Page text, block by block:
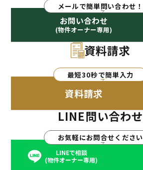
メールで簡単問い合わせ！
お問い合わせ
(物件オーナー専用)
資料請求
最短30秒で簡単入力
資料請求
LINE問い合わせ
お気軽にお問合せください
LINEで相談
(物件オーナー専用)